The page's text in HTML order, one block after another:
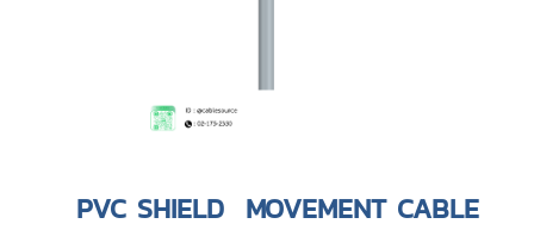
PVC SHIELD MOVEMENT CABLE